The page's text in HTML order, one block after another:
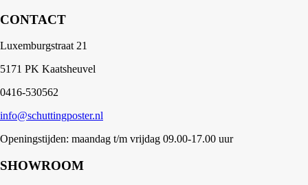
CONTACT
Luxemburgstraat 21
5171 PK Kaatsheuvel
0416-530562
info@schuttingposter.nl
Openingstijden: maandag t/m vrijdag 09.00-17.00 uur
SHOWROOM